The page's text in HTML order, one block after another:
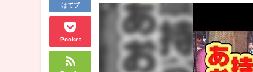
はてブ
Pocket